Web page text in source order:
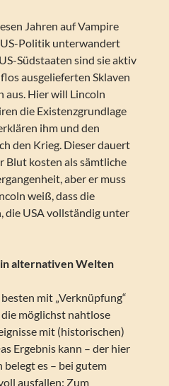
Jahren auf Vampire
Politik unterwandert
Südstaaten sind sie aktiv
ausgelieferten Sklaven
aus. Hier will Lincoln
die Existenzgrundlage
ihm und den
den Krieg. Dieser dauert
Blut kosten als sämtliche
aber er muss
weiß, dass die
die USA vollständig unter
alternativen Welten
mit „Verknüpfung“
möglichst nahtlose
mit (historischen)
Ergebnis kann – der hier
belegt es – bei gutem
ausfallen: Zum